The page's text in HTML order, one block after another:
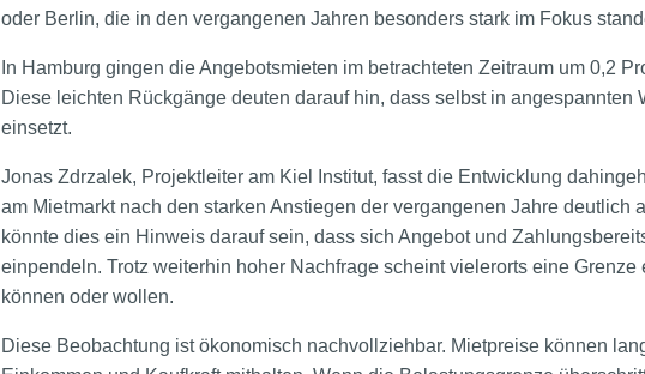
oder Berlin, die in den vergangenen Jahren besonders stark im Fokus
In Hamburg gingen die Angebotsmieten im betrachteten Zeitraum um 0,2
Diese leichten Rückgänge deuten darauf hin, dass selbst in
einsetzt.
Jonas Zdrzalek, Projektleiter am Kiel Institut, fasst die Entwicklung
am Mietmarkt nach den starken Anstiegen der vergangenen Jahre deutlich
könnte dies ein Hinweis darauf sein, dass sich Angebot und
einpendeln. Trotz weiterhin hoher Nachfrage scheint vielerorts eine
können oder wollen.
Diese Beobachtung ist ökonomisch nachvollziehbar. Mietpreise können